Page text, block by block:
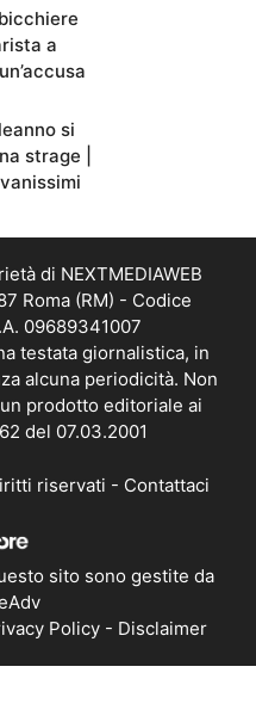
a
si
strage |
di NEXTMEDIAWEB
Roma (RM) - Codice
09689341007
testata giornalistica, in
alcuna periodicità. Non
prodotto editoriale ai
del 07.03.2001
riservati - Contattaci
sito sono gestite da
Policy - Disclaimer